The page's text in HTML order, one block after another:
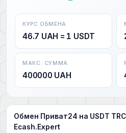
КУРС ОБМЕНА
46.7 UAH = 1 USDT
МАКС. СУММА
400000 UAH
Обмен Приват24 на USDT
Ecash.Expert